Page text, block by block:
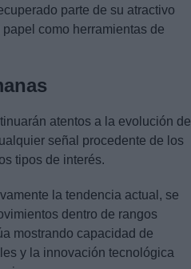
parte de su atractivo
como herramientas de
atentos a la evolución de
señal procedente de los
tipos de interés.
la tendencia actual, se
dentro de rangos
mostrando capacidad de
y la innovación tecnológica